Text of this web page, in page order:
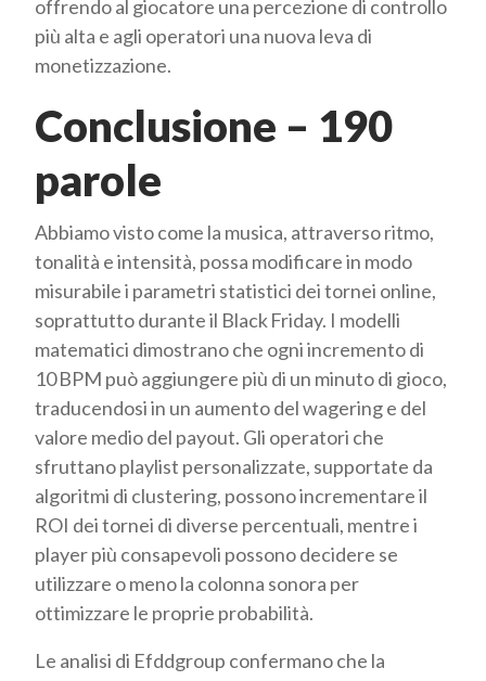
offrendo al giocatore una percezione di controllo
più alta e agli operatori una nuova leva di
monetizzazione.
Conclusione – 190
parole
Abbiamo visto come la musica, attraverso ritmo,
tonalità e intensità, possa modificare in modo
misurabile i parametri statistici dei tornei online,
soprattutto durante il Black Friday. I modelli
matematici dimostrano che ogni incremento di
10 BPM può aggiungere più di un minuto di gioco,
traducendosi in un aumento del wagering e del
valore medio del payout. Gli operatori che
sfruttano playlist personalizzate, supportate da
algoritmi di clustering, possono incrementare il
ROI dei tornei di diverse percentuali, mentre i
player più consapevoli possono decidere se
utilizzare o meno la colonna sonora per
ottimizzare le proprie probabilità.
Le analisi di Efddgroup confermano che la